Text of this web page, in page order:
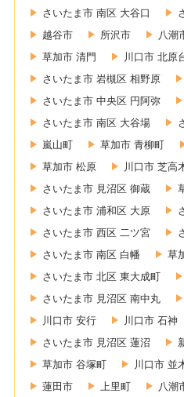
さいたま市 南区 大谷口
越谷市
所沢市 八潮
草加市 清門
川口市 北原
さいたま市 岩槻区 相野原
さいたま市 中央区 円阿弥
さいたま市 南区 大谷場
嵐山町
草加市 青柳町
草加市 松原
川口市 芝高
さいたま市 見沼区 御蔵
さいたま市 浦和区 大原
さいたま市 西区 二ツ宮
さいたま市 南区 白幡
草
さいたま市 北区 東大成町
さいたま市 見沼区 南中丸
川口市 安行
川口市 石神
さいたま市 見沼区 蓮沼
草加市 谷塚町
川口市 並
蓮田市
上里町
八潮